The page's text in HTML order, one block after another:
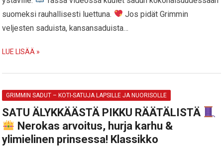
suomeksi rauhallisesti luettuna.
Jos pidät Grimmin
veljesten saduista, kansansaduista…
LUE LISÄÄ »
GRIMMIN SADUT – KOTI-SATUJA LAPSILLE JA NUORISOLLE
SATU ÄLYKKÄÄSTÄ PIKKU RÄÄTÄLISTÄ
Nerokas arvoitus, hurja karhu &
ylimielinen prinsessa! Klassikko